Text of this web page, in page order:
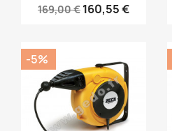
169,00 € 160,55 €
-5%